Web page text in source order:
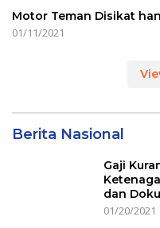
Motor Teman Disikat
01/11/2021
Berita Nasional
Gaji
dan
01/20/2021